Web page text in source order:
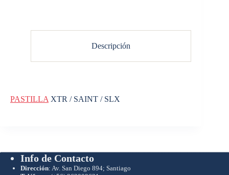
Descripción
PASTILLA XTR / SAINT / SLX
Info de Contacto
Dirección: Av. San Diego 894; Santiago